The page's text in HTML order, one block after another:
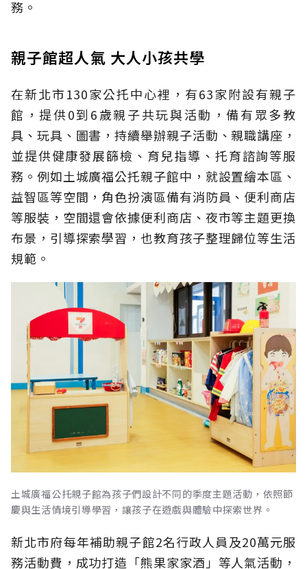
務。
親子館超人氣 大人小孩共學
在新北市130家公托中心裡，有63家附設有親子
館，提供0到6歲親子共玩與活動，備有眾多教
具、玩具、圖書，持續舉辦親子活動、親職講座，
並提供健康發展篩檢、育兒指導、托育諮詢等服
務。例如土城廣福公托親子館中，就設置繪本區、
益智區等空間，角色扮演區備有消防員、便利商店
等服裝，空間還會依據便利商店、夜市等主題更換
布景，引導探索學習，也教育孩子整理歸位等生活
規範。
土城廣福公托親子館為孩子們設計不同的季度主題活動，依照節
慶與生活情境引導學習，讓孩子在遊戲與體驗中探索世界。
新北市府每年補助親子館2名行政人員及20萬元服
務活動費，成功打造「熊果家家酒」等人氣活動，